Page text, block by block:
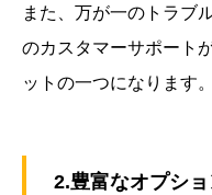
また、万が一のトラブ
のカスタマーサポート
ットの一つになります。
2.豊富なオプシ